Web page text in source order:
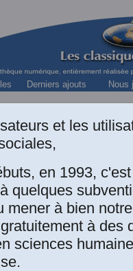
Derniers ajouts Nous
et les
en 1993,
quelques
mener à bien
à des
sciences